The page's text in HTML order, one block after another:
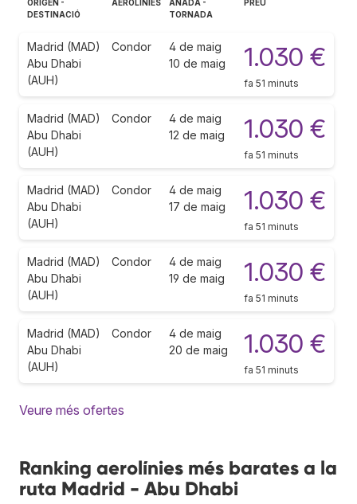
ORIGEN -
DESTINACIÓ
AEROLÍNIES
ANADA -
TORNADA
PREU
Madrid (MAD)
Abu Dhabi
(AUH)
Condor
4 de maig
10 de maig
1.030 €
fa 51 minuts
Madrid (MAD)
Abu Dhabi
(AUH)
Condor
4 de maig
12 de maig
1.030 €
fa 51 minuts
Madrid (MAD)
Abu Dhabi
(AUH)
Condor
4 de maig
17 de maig
1.030 €
fa 51 minuts
Madrid (MAD)
Abu Dhabi
(AUH)
Condor
4 de maig
19 de maig
1.030 €
fa 51 minuts
Madrid (MAD)
Abu Dhabi
(AUH)
Condor
4 de maig
20 de maig
1.030 €
fa 51 minuts
Veure més ofertes
Ranking aerolínies més barates a la
ruta Madrid - Abu Dhabi